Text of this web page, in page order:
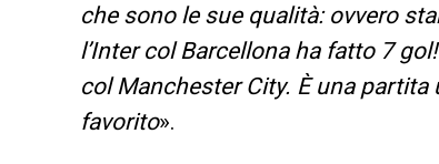
che sono le sue qualità: ovvero
l’Inter col Barcellona ha fatto 7
col Manchester City. È una partita
favorito».